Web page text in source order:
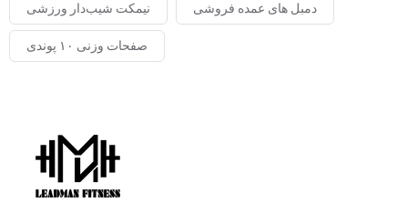
نیمکت شیب‌دار ورزشی دمبل های عمده فروشی
صفحات وزنی ۱۰ پوندی